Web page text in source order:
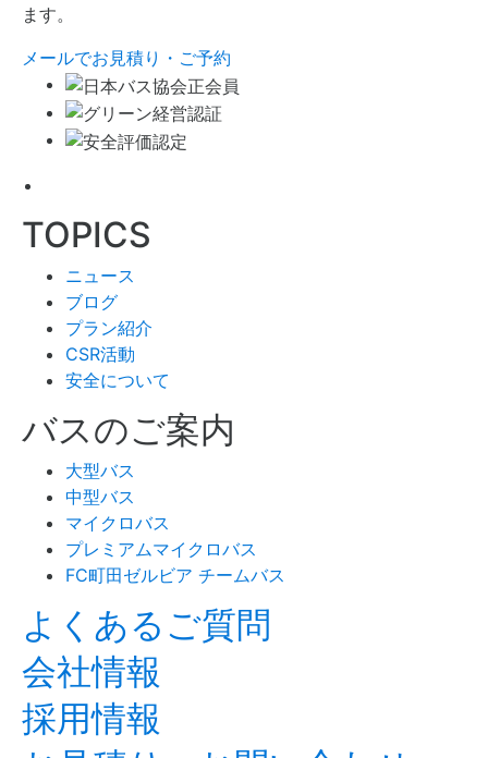
ます。
メールでお見積り・ご予約
TOPICS
ニュース
ブログ
プラン紹介
CSR活動
安全について
バスのご案内
大型バス
中型バス
マイクロバス
プレミアムマイクロバス
FC町田ゼルビア チームバス
よくあるご質問
会社情報
採用情報